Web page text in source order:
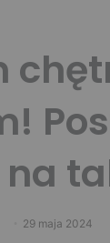
29 maja 2024